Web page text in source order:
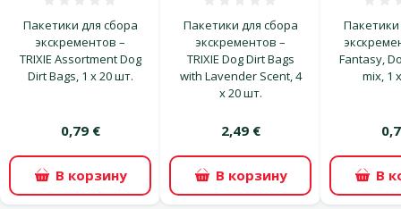
Пакетики для сбора
экскрементов –
TRIXIE Assortment Dog
Dirt Bags, 1 x 20 шт.
0,79 €
В корзину
Пакетики для сбора
экскрементов –
TRIXIE Dog Dirt Bags
with Lavender Scent, 4
x 20 шт.
2,49 €
В корзину
Fantasy,
mix, 1
В